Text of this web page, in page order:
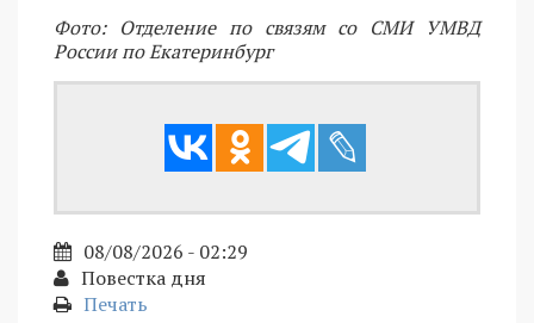
Фото: Отделение по связям со СМИ УМВД
России по Екатеринбург
08/08/2026 - 02:29
Повестка дня
Печать